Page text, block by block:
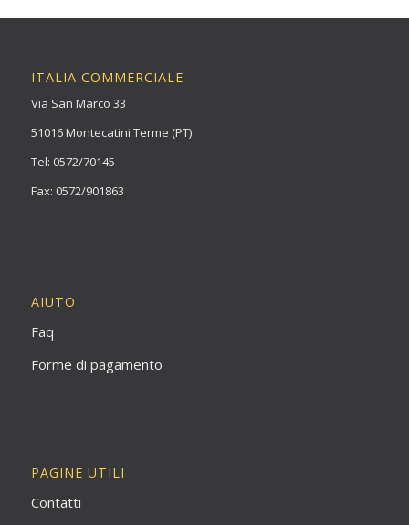
ITALIA COMMERCIALE
Via San Marco 33
51016 Montecatini Terme (PT)
Tel: 0572/70145
Fax: 0572/901863
AIUTO
Faq
Forme di pagamento
PAGINE UTILI
Contatti